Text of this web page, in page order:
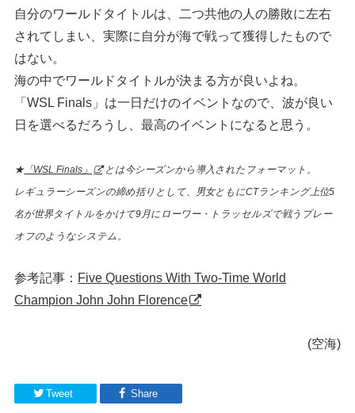
自分のワールドタイトルは、二つ共他の人の勝敗に左右
されてしまい、実際に自分が海で戦って獲得したもので
はない。
海の中でワールドタイトルが決まる方が良いよね。
「WSL Finals」は一日だけのイベントなので、波が良い
日を選べるだろうし、最高のイベントになると思う。
★「WSL Finals」
とは今シーズンから導入されたフォーマット。
レギュラーシーズンの締め括りとして、男女ともにCTランキング上位5
名が世界タイトルをかけて9月にローワー・トラッセルズで戦うプレー
オフのようなシステム。
参考記事： Five Questions With Two-Time World
Champion John John Florence
(空海)
Tweet Share